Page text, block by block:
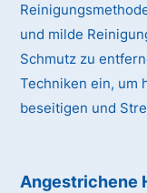
und milde
Schmutz zu
Techniken ein, um
beseitigen und
Angestrichene